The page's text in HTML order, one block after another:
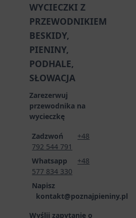
WYCIECZKI Z
PRZEWODNIKIEM
BESKIDY,
PIENINY,
PODHALE,
SŁOWACJA
Zarezerwuj
przewodnika na
wycieczkę
Zadzwoń +48
792 544 791
Whatsapp +48
577 834 330
Napisz
kontakt@poznajpieniny.pl
Wyślij zapytanie o